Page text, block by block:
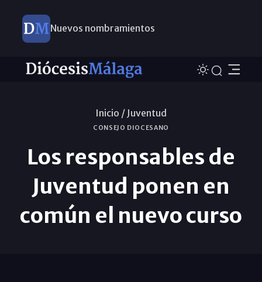
Nuevos nombramientos
Inicio / Juventud
CONSEJO DIOCESANO
Los responsables de
Juventud ponen en
común el nuevo curso